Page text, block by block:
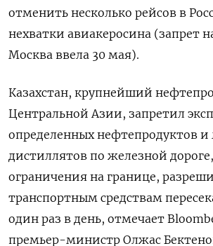
отменить несколько рейсов в
нехватки авиакеросина (запрет
Москва ввела 30 мая).
Казахстан, крупнейший
Центральной Азии, запретил
определенных нефтепродуктов и
дистиллятов по железной
ограничения на границе,
транспортным средствам
один раз в день, отмечает
премьер-министр Олжас